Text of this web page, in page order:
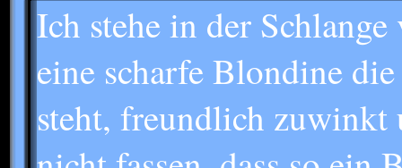
Ich stehe in der
eine scharfe Blondine
steht, freundlich zuwinkt